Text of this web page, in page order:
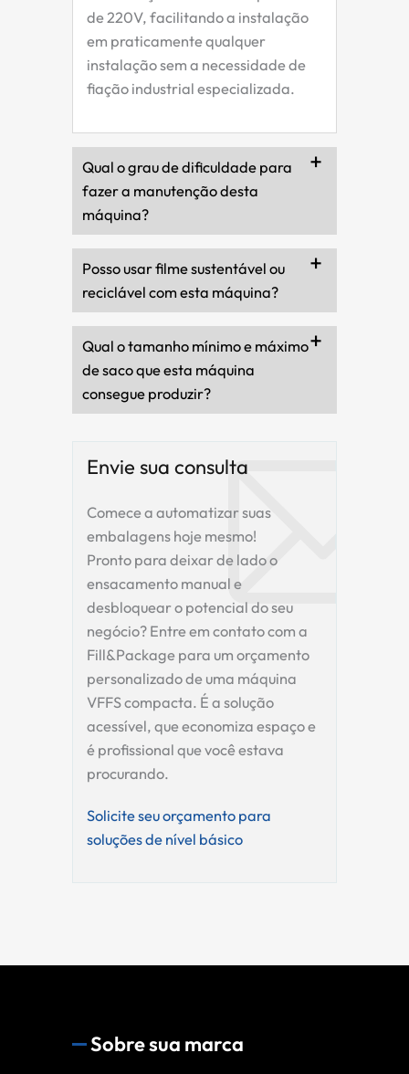
de 220V, facilitando a instalação
em praticamente qualquer
instalação sem a necessidade de
fiação industrial especializada.
Qual o grau de dificuldade para
fazer a manutenção desta
máquina?
Posso usar filme sustentável ou
reciclável com esta máquina?
Qual o tamanho mínimo e máximo
de saco que esta máquina
consegue produzir?
Envie sua consulta
Comece a automatizar suas
embalagens hoje mesmo!
Pronto para deixar de lado o
ensacamento manual e
desbloquear o potencial do seu
negócio? Entre em contato com a
Fill&Package para um orçamento
personalizado de uma máquina
VFFS compacta. É a solução
acessível, que economiza espaço e
é profissional que você estava
procurando.
Solicite seu orçamento para
soluções de nível básico
Sobre sua marca